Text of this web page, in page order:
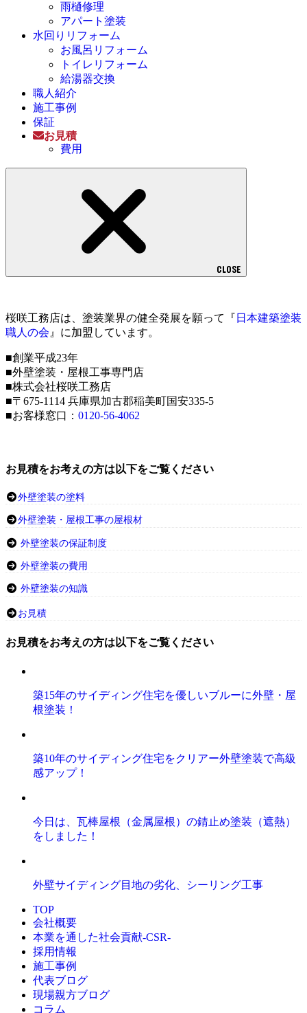
雨樋修理
アパート塗装
水回りリフォーム
お風呂リフォーム
トイレリフォーム
給湯器交換
職人紹介
施工事例
保証
お見積
費用
CLOSE
桜咲工務店は、塗装業界の健全発展を願って『 日本建築塗装
職人の会 』に加盟しています。
■創業平成23年
■外壁塗装・屋根工事専門店
■株式会社桜咲工務店
■〒675-1114 兵庫県加古郡稲美町国安335-5
■お客様窓口： 0120-56-4062
お見積をお考えの方は以下をご覧ください
外壁塗装の塗料
外壁塗装・屋根工事の屋根材
外壁塗装の保証制度
外壁塗装の費用
外壁塗装の知識
お見積
お見積をお考えの方は以下をご覧ください
築15年のサイディング住宅を優しいブルーに外壁・屋
根塗装！
築10年のサイディング住宅をクリアー外壁塗装で高級
感アップ！
今日は、瓦棒屋根（金属屋根）の錆止め塗装（遮熱）
をしました！
外壁サイディング目地の劣化、シーリング工事
TOP
会社概要
本業を通した社会貢献-CSR-
採用情報
施工事例
代表ブログ
現場親方ブログ
コラム